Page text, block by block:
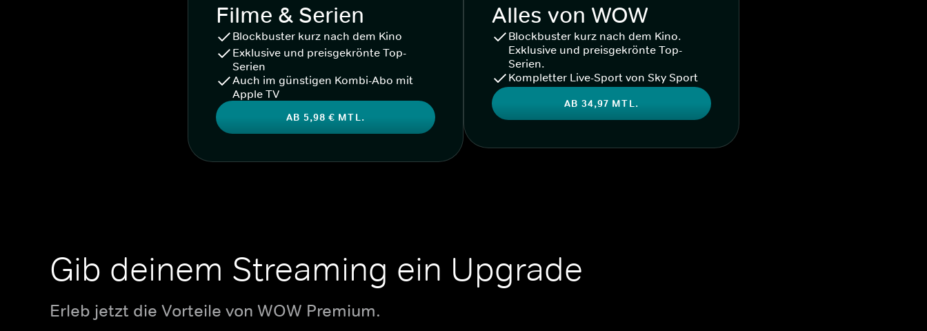
Filme & Serien
Blockbuster kurz nach dem Kino
Exklusive und preisgekrönte Top-
Serien
Auch im günstigen Kombi-Abo mit
Apple TV
AB 5,98 € MTL.
Alles von WOW
Blockbuster kurz nach dem Kino.
Exklusive und preisgekrönte Top-
Serien.
Kompletter Live-Sport von Sky Sport
AB 34,97 MTL.
Gib deinem Streaming ein Upgrade
Erleb jetzt die Vorteile von WOW Premium.